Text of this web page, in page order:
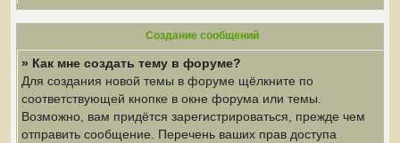
Создание сообщений
» Как мне создать тему в форуме?
Для создания новой темы в форуме щёлкните по
соответствующей кнопке в окне форума или темы.
Возможно, вам придётся зарегистрироваться, прежде чем
отправить сообщение. Перечень ваших прав доступа